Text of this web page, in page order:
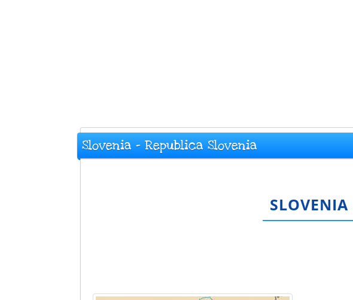
Slovenia - Republica Slovenia